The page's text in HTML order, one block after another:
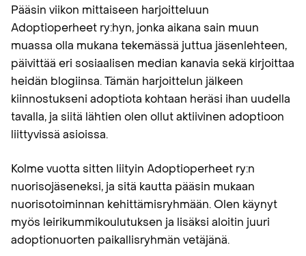
Pääsin viikon mittaiseen harjoitteluun
Adoptioperheet ry:hyn, jonka aikana sain muun
muassa olla mukana tekemässä juttua jäsenlehteen,
päivittää eri sosiaalisen median kanavia sekä kirjoittaa
heidän blogiinsa. Tämän harjoittelun jälkeen
kiinnostukseni adoptiota kohtaan heräsi ihan uudella
tavalla, ja siitä lähtien olen ollut aktiivinen adoptioon
liittyvissä asioissa.
Kolme vuotta sitten liityin Adoptioperheet ry:n
nuorisojäseneksi, ja sitä kautta pääsin mukaan
nuorisotoiminnan kehittämisryhmään. Olen käynyt
myös leirikummikoulutuksen ja lisäksi aloitin juuri
adoptionuorten paikallisryhmän vetäjänä.